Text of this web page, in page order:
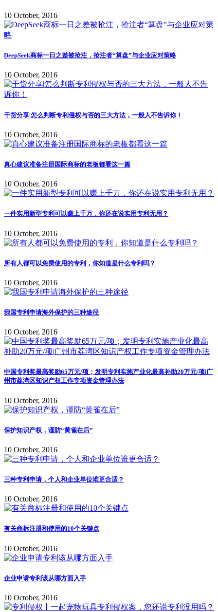
10 October, 2016
DeepSeek商标一日之差被抢注，抢注者“算盘”与企业应对策略
10 October, 2016
干货分享|怎么判断专利侵权与否的三大方法，一般人不告诉你！
10 October, 2016
真心建议准备注册国际商标的老板都看这一篇
10 October, 2016
一件实用新型专利可以赚上千万，你还在说实用专利无用？
10 October, 2016
所有人都可以免费使用的专利，你知道是什么专利吗？
10 October, 2016
我国专利申请海外保护的三种途径
10 October, 2016
中国专利奖最高奖励65万元/项；发明专利实施产业化最高补助20万元/项|广
州市荔湾区知识产权工作专项资金管理办法
10 October, 2016
保护知识产权，谨防“黄雀在后”
10 October, 2016
三种专利申请，个人和企业单位谁更合适？
10 October, 2016
有关商标注册和使用的10个关键点
10 October, 2016
企业申请专利该从哪方面入手
10 October, 2016